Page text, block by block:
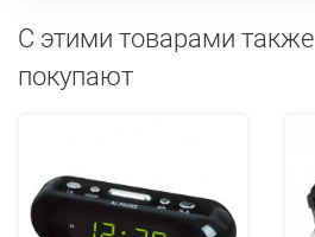
С этими товарами также
покупают